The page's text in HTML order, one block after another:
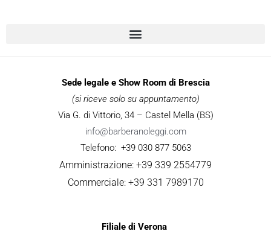
Sede legale e Show Room di Brescia
(si riceve solo su appuntamento)
Via G. di Vittorio, 34 – Castel Mella (BS)
info@barberanoleggi.com
Telefono: +39 030 877 5063
Amministrazione: +39 339 2554779
Commerciale: +39 331 7989170
Filiale di Verona